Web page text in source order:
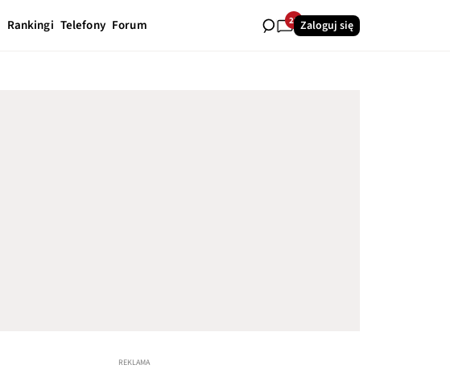
Rankingi Telefony Forum 22Zaloguj się